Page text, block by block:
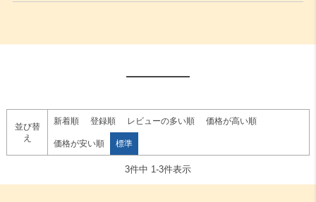
並び替
え
新着順 登録順 レビューの多い順 価格が高い順
価格が安い順 標準
3件中 1-3件表示